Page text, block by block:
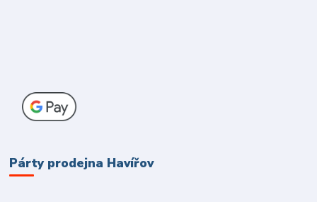
Párty prodejna Havířov